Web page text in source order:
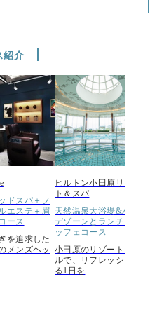
紹介
ドスパ＋フ
エステ＋眉
ース
を追求した
メンズヘッ
ヒルトン小田原リゾー
ト＆スパ
天然温泉大浴場&バー
デゾーンとランチビュ
ッフェコース
小田原のリゾートホテ
ルで、リフレッシュす
る1日を